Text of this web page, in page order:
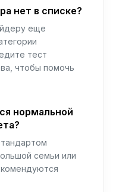
нет в списке?
еще
тест
чтобы помочь
нормальной
семьи или